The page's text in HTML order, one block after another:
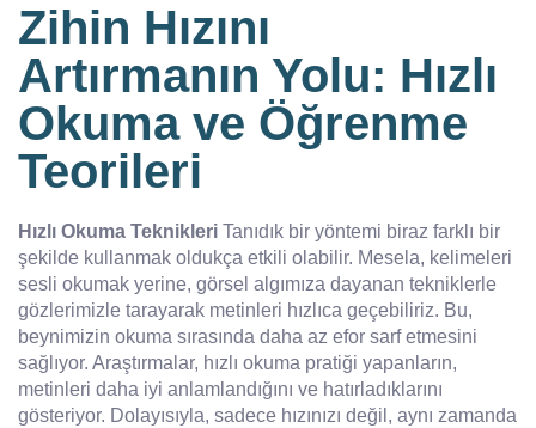
Zihin Hızını
Artırmanın Yolu: Hızlı
Okuma ve Öğrenme
Teorileri
Hızlı Okuma Teknikleri Tanıdık bir yöntemi biraz farklı bir
şekilde kullanmak oldukça etkili olabilir. Mesela, kelimeleri
sesli okumak yerine, görsel algımıza dayanan tekniklerle
gözlerimizle tarayarak metinleri hızlıca geçebiliriz. Bu,
beynimizin okuma sırasında daha az efor sarf etmesini
sağlıyor. Araştırmalar, hızlı okuma pratiği yapanların,
metinleri daha iyi anlamlandığını ve hatırladıklarını
gösteriyor. Dolayısıyla, sadece hızınızı değil, aynı zamanda